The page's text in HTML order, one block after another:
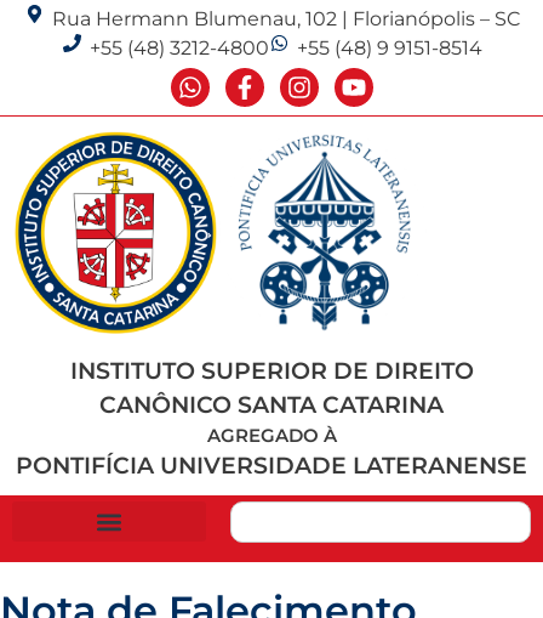
Rua Hermann Blumenau, 102 | Florianópolis – SC
+55 (48) 3212-4800
+55 (48) 9 9151-8514
INSTITUTO SUPERIOR DE DIREITO
CANÔNICO SANTA CATARINA
AGREGADO À
PONTIFÍCIA UNIVERSIDADE LATERANENSE